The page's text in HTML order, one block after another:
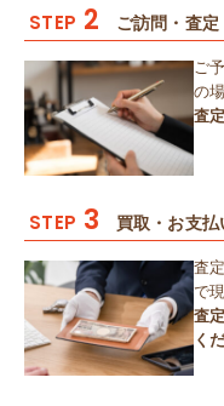
STEP 2 ご訪問・査定
ご
の
査
STEP 3 買取・お支払
査
で
査
く